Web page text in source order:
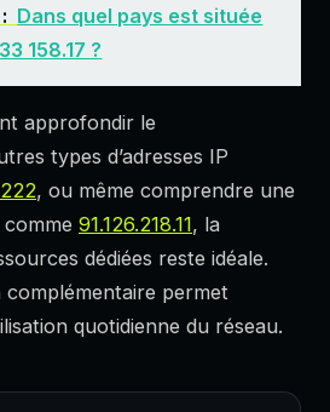
Dans quel pays est située
158.17 ?
approfondir le
types d’adresses IP
, ou même comprendre une
91.126.218.11, la
dédiées reste idéale.
permet
quotidienne du réseau.